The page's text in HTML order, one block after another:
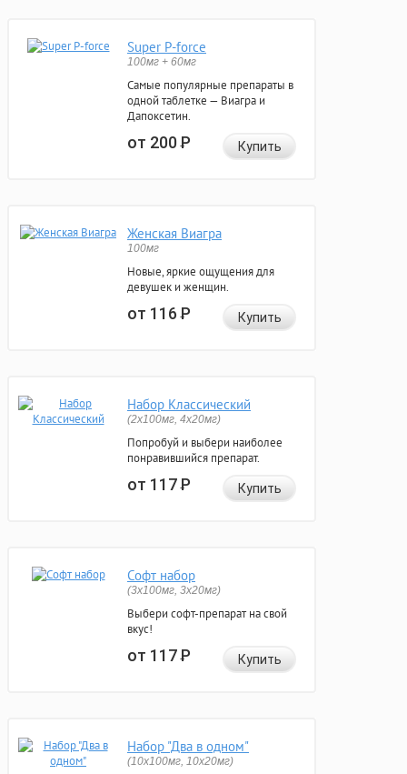
Super P-force
100мг + 60мг
Самые популярные препараты в
одной таблетке — Виагра и
Дапоксетин.
от 200Р Купить
Женская Виагра
100мг
Новые, яркие ощущения для
девушек и женщин.
от 116Р Купить
Набор Классический
(2x100мг, 4x20мг)
Попробуй и выбери наиболее
понравившийся препарат.
от 117Р Купить
Софт набор
(3x100мг, 3x20мг)
Выбери софт-препарат на свой
вкус!
от 117Р Купить
Набор "Два в одном"
(10x100мг, 10x20мг)